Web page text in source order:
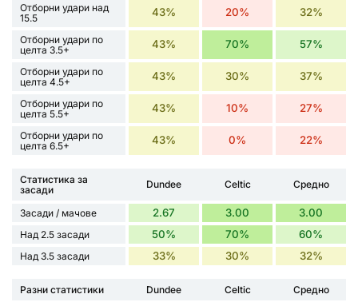
Отборни удари над
15.5
43% 20% 32%
Отборни удари по
целта 3.5+
43% 70% 57%
Отборни удари по
целта 4.5+
43% 30% 37%
Отборни удари по
целта 5.5+
43% 10% 27%
Отборни удари по
целта 6.5+
43% 0% 22%
Статистика за
засади
Dundee Celtic Средно
Засади / мачове 2.67 3.00 3.00
Над 2.5 засади 50% 70% 60%
Над 3.5 засади 33% 30% 32%
Разни статистики Dundee Celtic
Средно